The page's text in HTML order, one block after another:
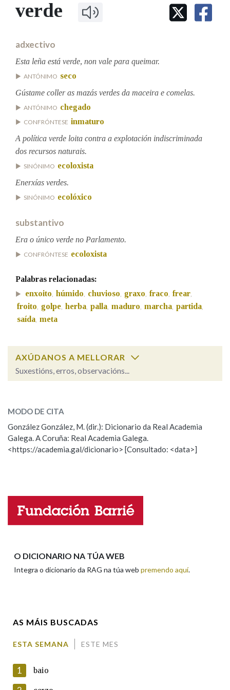
IDENTIDADE CORPORATIVA
MARCIAL DEL ADALID
FIGURAS HOMENAXEADAS
PRIMAVERA DAS LETRAS
Facebook
TwitterYoutubeInstagram
Bluesky
BUSCAR NOS LEMAS
Remata por
Contén
Nas definicións
Nos exemplos
Na fraseoloxía
OUTRAS OPCIÓNS DE BUSCA
verde
adxectivo
Esta leña está verde, non vale para queimar.
ANTÓNIMO seco
Gústame coller as mazás verdes da maceira e comelas.
ANTÓNIMO chegado
CONFRÓNTESE inmaturo
A política verde loita contra a explotación indiscriminada
dos recursos naturais.
SINÓNIMO ecoloxista
Enerxías verdes.
SINÓNIMO ecolóxico
substantivo
Era o único verde no Parlamento.
CONFRÓNTESE ecoloxista
Palabras relacionadas:
enxoito, húmido, chuvioso, graxo, fraco, frear,
froito, golpe, herba, palla, maduro, marcha, partida,
saída, meta
AXÚDANOS A MELLORAR
Suxestións, erros, observacións...
ESCOLLE UNHA OPCIÓN:
Observación Hai un erro na palabra
Propoño mellorar a definición
Nome
MODO DE CITA
González González, M. (dir.): Dicionario da Real Academia
Galega. A Coruña: Real Academia Galega.
<https://academia.gal/dicionario> [Consultado: <data>]
O DICIONARIO NA TÚA WEB
Integra o dicionario da RAG na túa web premendo aquí.
AS MÁIS BUSCADAS
ESTA SEMANA ESTE MES
1 baio